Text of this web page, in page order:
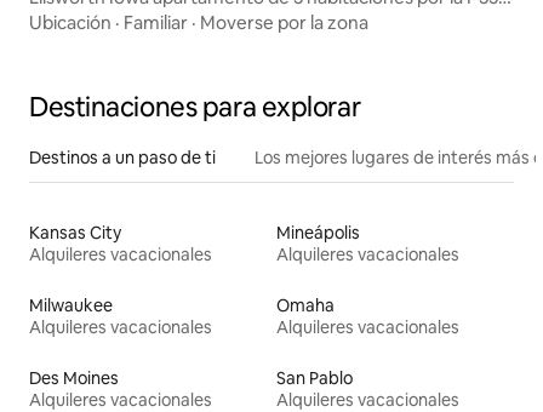
Mascotas
Ubicación · Familiar · Moverse por la zona
Destinaciones para explorar
Destinos a un paso de ti Los mejores lugares de interés más
Kansas City
Alquileres vacacionales
Mineápolis
Alquileres vacacionales
Milwaukee
Alquileres vacacionales
Omaha
Alquileres vacacionales
Des Moines
Alquileres vacacionales
San Pablo
Alquileres vacacionales